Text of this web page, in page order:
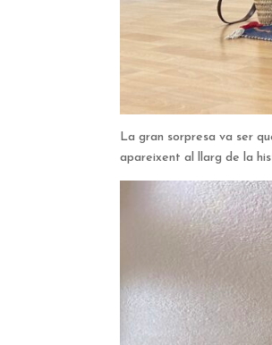
La gran sorpresa va ser
apareixent al llarg de la